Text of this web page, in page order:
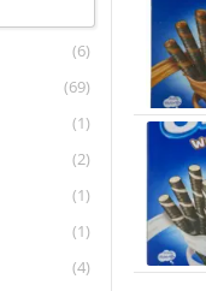
(2)
(2)
(4)
(1)
(1)
(4)
(4)
(3)
(6)
(69)
(1)
(2)
(1)
(1)
(4)